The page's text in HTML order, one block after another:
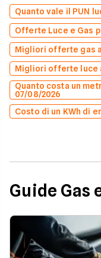
Quanto vale il PUN
Offerte Luce e Gas
Migliori offerte gas
Migliori offerte luce
Quanto costa un
07/08/2026
Costo di un KWh di
Guide Gas